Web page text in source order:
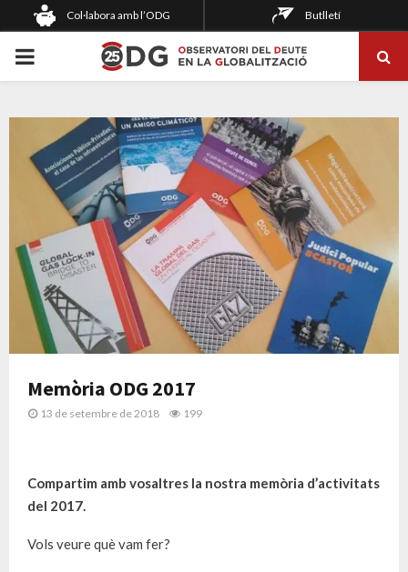
Col·labora amb l’ODG Butlletí
PRIMARY
Memòria ODG 2017
13 de setembre de 2018 199
Compartim amb vosaltres la nostra memòria d’activitats
del 2017.
Vols veure què vam fer?